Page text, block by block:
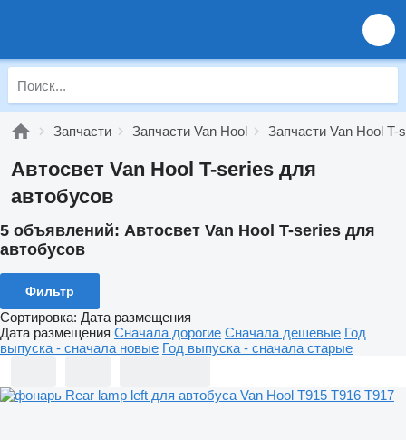
Запчасти Запчасти Van Hool Запчасти Van Hool T-
Автосвет Van Hool T-series для
автобусов
5 объявлений: Автосвет Van Hool T-series для
автобусов
Фильтр
Сортировка: Дата размещения
Дата размещения Сначала дорогие Сначала дешевые Год
выпуска - сначала новые Год выпуска - сначала старые